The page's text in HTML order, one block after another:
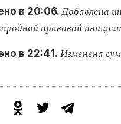
в 20:06. Добавлена
правовой
в 22:41. Изменена